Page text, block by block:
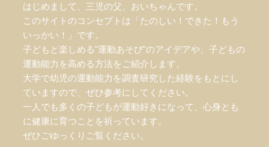
はじめまして、三児の父、おいちゃんです。
このサイトのコンセプトは「たのしい！できた！もう
いっかい！」です。
子どもと楽しめる"運動あそび"のアイデアや、子どもの
運動能力を高める方法をご紹介します。
大学で幼児の運動能力を調査研究した経験をもとにし
ていますので、ぜひ参考にしてください。
一人でも多くの子どもが運動好きになって、心身とも
に健康に育つことを祈っています。
ぜひごゆっくりご覧ください。